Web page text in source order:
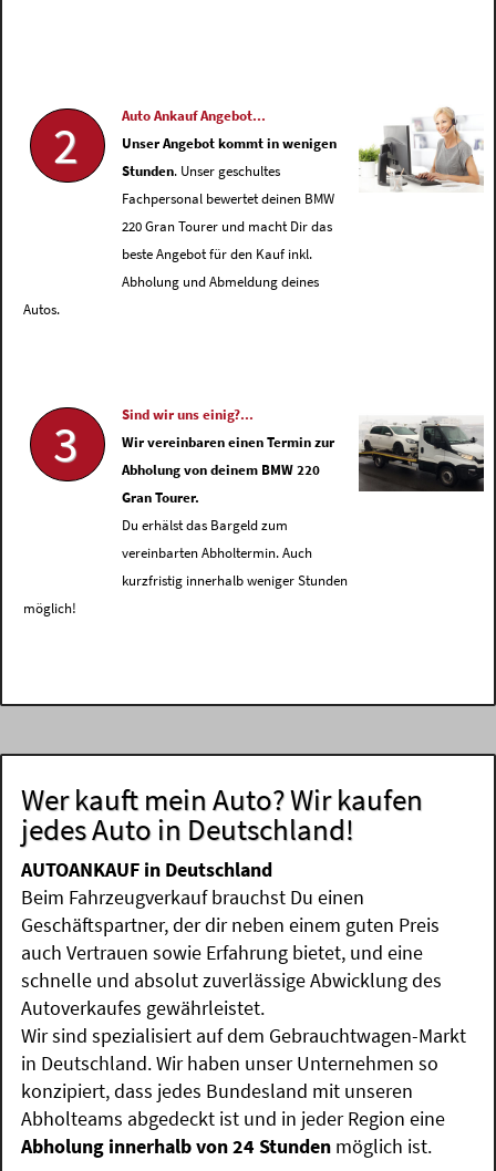
2
Auto Ankauf Angebot...
Unser Angebot kommt in wenigen
Stunden. Unser geschultes
Fachpersonal bewertet deinen BMW
220 Gran Tourer und macht Dir das
beste Angebot für den Kauf inkl.
Abholung und Abmeldung deines
Autos.
3
Sind wir uns einig?...
Wir vereinbaren einen Termin zur
Abholung von deinem BMW 220
Gran Tourer.
Du erhälst das Bargeld zum
vereinbarten Abholtermin. Auch
kurzfristig innerhalb weniger Stunden
möglich!
Wer kauft mein Auto? Wir kaufen
jedes Auto in Deutschland!
AUTOANKAUF in Deutschland
Beim Fahrzeugverkauf brauchst Du einen
Geschäftspartner, der dir neben einem guten Preis
auch Vertrauen sowie Erfahrung bietet, und eine
schnelle und absolut zuverlässige Abwicklung des
Autoverkaufes gewährleistet.
Wir sind spezialisiert auf dem Gebrauchtwagen-Markt
in Deutschland. Wir haben unser Unternehmen so
konzipiert, dass jedes Bundesland mit unseren
Abholteams abgedeckt ist und in jeder Region eine
Abholung innerhalb von 24 Stunden möglich ist.